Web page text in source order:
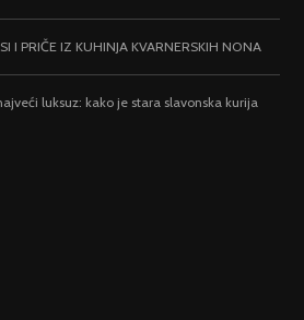
I PRIČE IZ KUHINJA KVARNERSKIH NONA
luksuz: kako je stara slavonska kurija